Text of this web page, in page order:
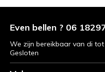
Even bellen ? 06
We zijn bereikbaar van di
Gesloten